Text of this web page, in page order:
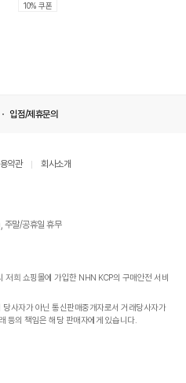
10% 쿠폰
입점/제휴문의
약관 회사소개
말/공휴일 휴무
표이사 : 문인식)
호
더닷컴)
저희 쇼핑몰에 가입한 NHN KCP의 구매안전 서비
사자가 아닌 통신판매중개자로서 거래당사자가
등의 책임은 해당 판매자에게 있습니다.